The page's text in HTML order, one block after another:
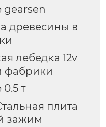
gearsen
древесины в
лебедка 12v
фабрики
т
плита
зажим